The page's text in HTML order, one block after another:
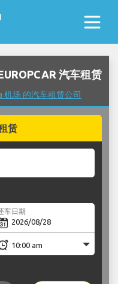
汽车租赁
机场 的汽车租赁公司
赁
车日期